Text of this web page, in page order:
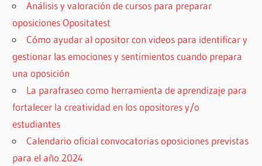
Análisis y valoración de cursos para preparar
oposiciones Opositatest
Cómo ayudar al opositor con videos para identificar y
gestionar las emociones y sentimientos cuando prepara
una oposición
La parafraseo como herramienta de aprendizaje para
fortalecer la creatividad en los opositores y/o
estudiantes
Calendario oficial convocatorias oposiciones previstas
para el año 2024